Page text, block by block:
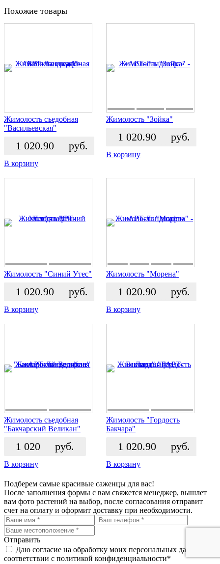
Похожие товары
Жимолость съедобная
"Васильевская"
1 020.90 руб.
В корзину
Жимолость "Зойка"
1 020.90 руб.
В корзину
Жимолость "Синий Утес"
1 020.90 руб.
В корзину
Жимолость "Морена"
1 020.90 руб.
В корзину
Жимолость съедобная
"Бакчарский Великан"
1 020 руб.
В корзину
Жимолость "Гордость
Бакчара"
1 020.90 руб.
В корзину
Подберем самые красивые саженцы для вас!
После заполнения формы с вам свяжется менеджер, вышлет
вам фото растений на выбор, после согласования отправит
счет на оплату и оформит доставку при необходимости.
Отправить
Даю согласие на обработку моих персональных данных, в
соответствии с политикой конфиденциальности*